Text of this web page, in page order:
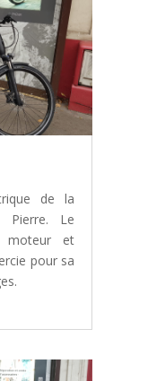
de la
Pierre. Le
moteur et
pour sa